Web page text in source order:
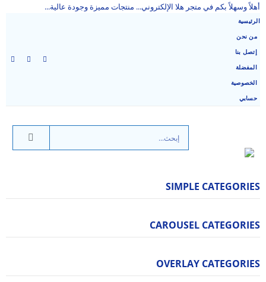
أهلاً وسهلاً بكم في متجر هلا الإلكتروني... منتجات مميزة وجودة عالية...
الرئيسية
من نحن
إتصل بنا
المفضلة
الخصوصية
حسابي
SIMPLE CATEGORIES
CAROUSEL CATEGORIES
OVERLAY CATEGORIES